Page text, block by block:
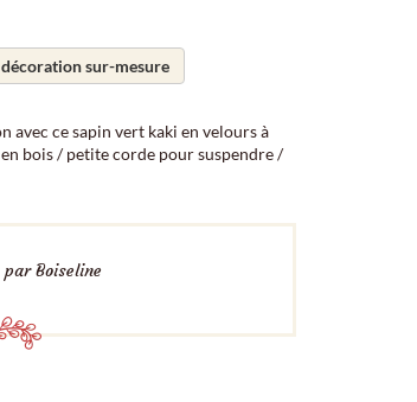
sur-mesure
avec ce sapin vert kaki en velours à
bois / petite corde pour suspendre /
Boiseline